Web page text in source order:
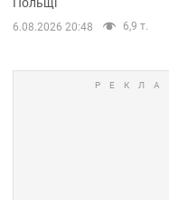
6.08.2026 20:48 6,9 т.